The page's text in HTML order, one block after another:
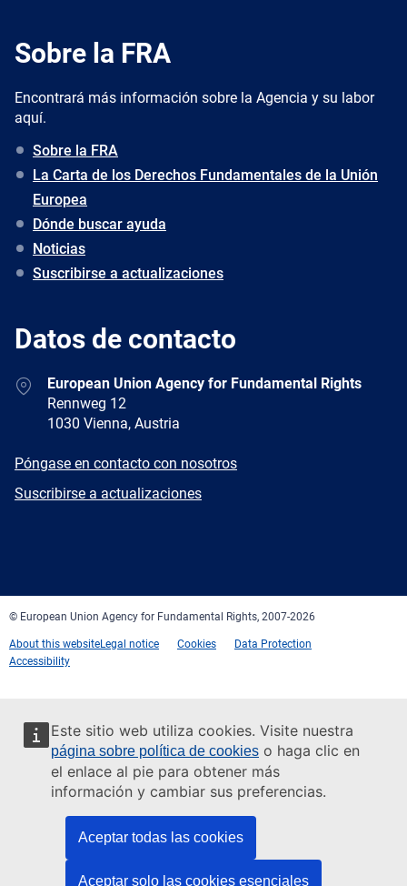
Este sitio web utiliza cookies. Visite nuestra
página sobre política de cookies o haga clic en
el enlace al pie para obtener más
información y cambiar sus preferencias.
Aceptar todas las cookies
Aceptar solo las cookies esenciales
Sobre la FRA
Encontrará más información sobre la Agencia y su labor
aquí.
Sobre la FRA
La Carta de los Derechos Fundamentales de la Unión
Europea
Dónde buscar ayuda
Noticias
Suscribirse a actualizaciones
Datos de contacto
AddressEuropean Union Agency for Fundamental Rights
Rennweg 12
1030 Vienna, Austria
E-
Póngase en contacto con nosotros
Newsletter
Suscribirse a actualizaciones
© European Union Agency for Fundamental Rights, 2007-2026
About this websiteLegal notice Cookies
Data Protection
Accessibility